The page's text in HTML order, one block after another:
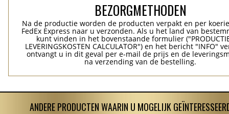
BEZORGMETHODEN
Na de productie worden de producten verpakt en per
FedEx Express naar u verzonden. Als u het land van
kunt vinden in het bovenstaande formulier
LEVERINGSKOSTEN CALCULATOR") en het bericht "INFO"
ontvangt u in dit geval per e-mail de prijs en de
na verzending van de bestelling.
ANDERE PRODUCTEN WAARIN U MOGELIJK